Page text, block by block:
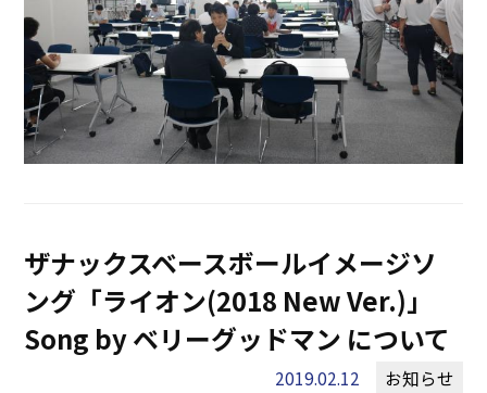
ザナックスベースボールイメージソ
ング「ライオン(2018 New Ver.)」
Song by ベリーグッドマン について
2019.02.12 お知らせ